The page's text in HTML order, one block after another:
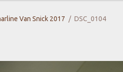
Van Snick 2017 DSC_0104